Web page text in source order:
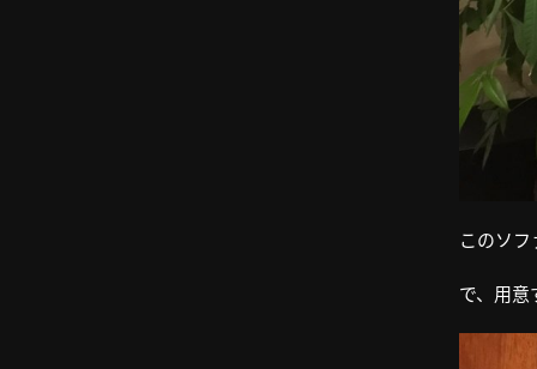
このソ
で、用意